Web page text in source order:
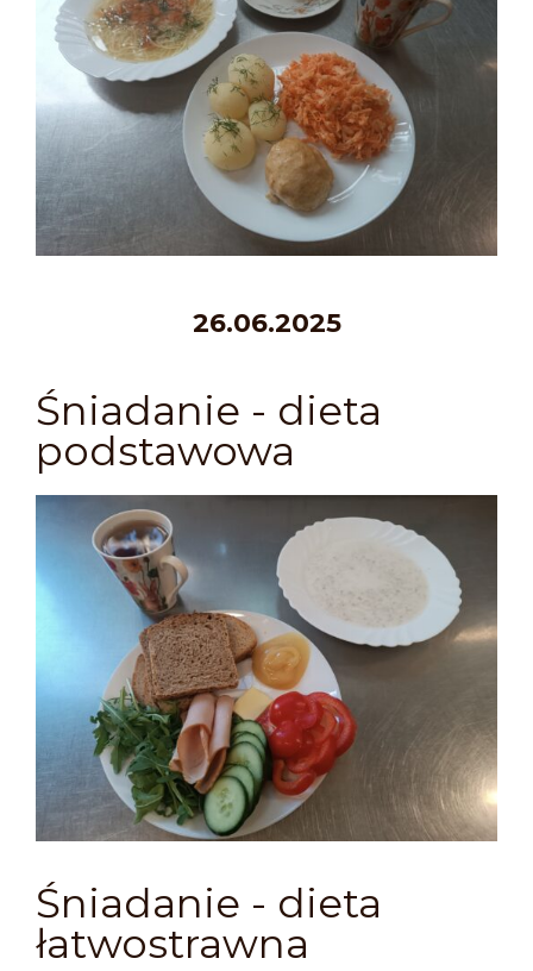
26.06.2025
Śniadanie - dieta
podstawowa
Śniadanie - dieta
łatwostrawna